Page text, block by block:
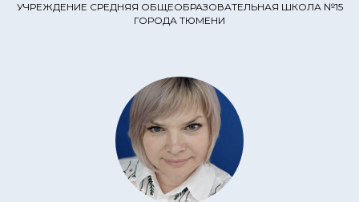
УЧРЕЖДЕНИЕ СРЕДНЯЯ ОБЩЕОБРАЗОВАТЕЛЬНАЯ ШКОЛА №15
ГОРОДА ТЮМЕНИ